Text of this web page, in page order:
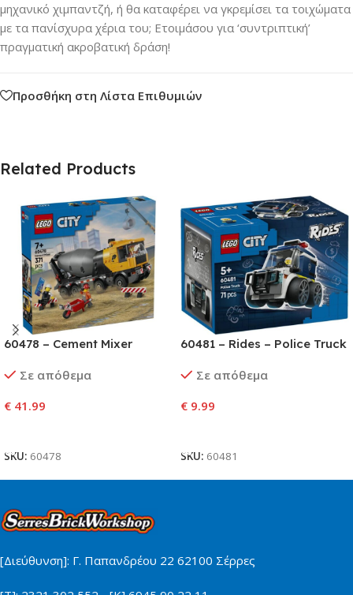
μηχανικό χιμπαντζή, ή θα καταφέρει να γκρεμίσει τα τοιχώματα
με τα πανίσχυρα χέρια του; Ετοιμάσου για ‘συντριπτική’
πραγματική ακροβατική δράση!
Προσθήκη στη Λίστα Επιθυμιών
Related Products
60478 – Cement Mixer
Σε απόθεμα
€ 41.99
SKU: 60478
60481 – Rides – Police Truck
Σε απόθεμα
€ 9.99
SKU: 60481
[Διεύθυνση]: Γ. Παπανδρέου 22 62100 Σέρρες